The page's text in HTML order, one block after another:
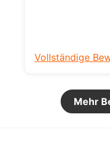
Vollständige
Mehr